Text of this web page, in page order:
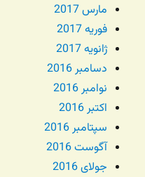
مارس 2017
فوریه 2017
ژانویه 2017
دسامبر 2016
نوامبر 2016
اکتبر 2016
سپتامبر 2016
آگوست 2016
جولای 2016